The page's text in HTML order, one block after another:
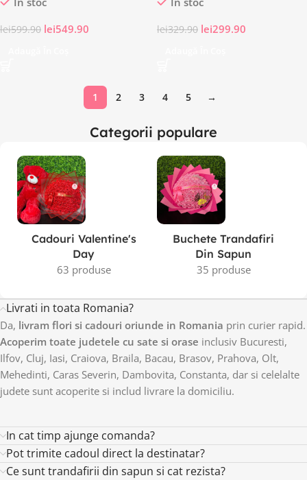
mea?”
lei599.90 lei549.90 lei329.90 lei299.90
1 2 3 4 5 →
Categorii populare
Cadouri Valentine's
Day
63 produse
Buchete Trandafiri
Din Sapun
35 produse
Livrati in toata Romania?
Da, livram flori si cadouri oriunde in Romania prin curier rapid.
Acoperim toate judetele cu sate si orase inclusiv Bucuresti,
Ilfov, Cluj, Iasi, Craiova, Braila, Bacau, Brasov, Prahova, Olt,
Mehedinti, Caras Severin, Dambovita, Constanta, dar si celelalte
judete sunt acoperite si includ livrare la domiciliu.
In cat timp ajunge comanda?
Pot trimite cadoul direct la destinatar?
Ce sunt trandafirii din sapun si cat rezista?